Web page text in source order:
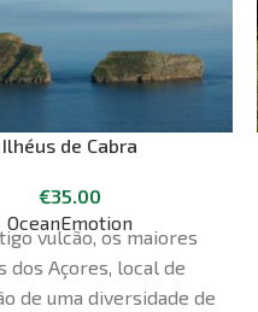
Ilhéus de Cabra
€35.00
OceanEmotion
vulcão, os maiores
dos Açores, local de
de uma diversidade de